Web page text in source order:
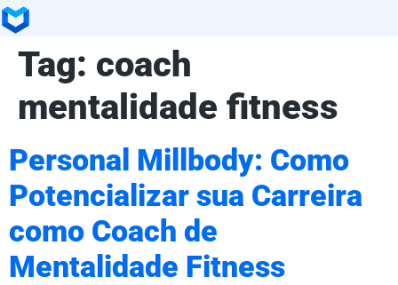
Tag: coach
mentalidade fitness
Personal Millbody: Como
Potencializar sua Carreira
como Coach de
Mentalidade Fitness